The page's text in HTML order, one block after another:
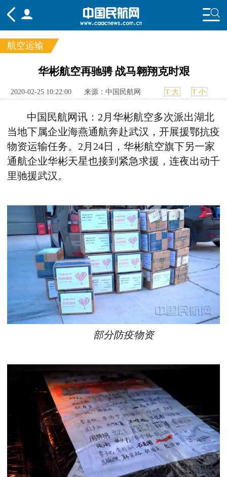
国内 国际
行业
航空运输
华彬航空再驰骋 战马翱翔克时艰
2020-02-25 10:22:00 来源：中国民航网 T 大 T 小
中国民航网讯：2月华彬航空多次派出湖北
当地下属企业海燕通航奔赴武汉，开展援鄂抗疫
物资运输任务。2月24日，华彬航空旗下另一家
通航企业华彬天星也接到紧急求援，连夜出动千
里驰援武汉。
部分防疫物资